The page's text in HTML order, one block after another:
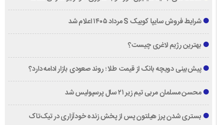
شرایط فروش سایپا کوییک S مرداد ۱۴۰۵ اعلام شد
بهترین رژیم لاغری چیست؟
پیش‌بینی دویچه‌ بانک از قیمت طلا ؛ روند صعودی بازار ادامه دارد؟
محسن مسلمان مربی تیم زیر ۲۱ سال پرسپولیس شد
بستری شدن پرز هیلتون پس از پخش زنده خودآزاری در تیک‌تاک